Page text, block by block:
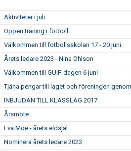
Aktiviteter i juli
Öppen träning i fotboll
Välkommen till fotbollsskolan 17 - 20 juni
Årets ledare 2023 - Nina Ohlson
Välkommen till GUIF-dagen 6 juni
Tjäna pengar till laget och föreningen
INBJUDAN TILL KLASSLAG 2017
Årsmöte
Eva Moe - årets eldsjäl
Nominera årets ledare 2023